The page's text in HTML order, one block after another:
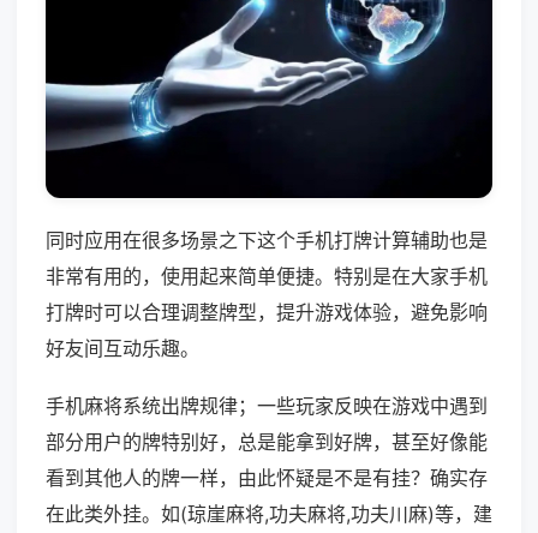
同时应用在很多场景之下这个手机打牌计算辅助也是
非常有用的，使用起来简单便捷。特别是在大家手机
打牌时可以合理调整牌型，提升游戏体验，避免影响
好友间互动乐趣。
手机麻将系统出牌规律；一些玩家反映在游戏中遇到
部分用户的牌特别好，总是能拿到好牌，甚至好像能
看到其他人的牌一样，由此怀疑是不是有挂？确实存
在此类外挂。如(琼崖麻将,功夫麻将,功夫川麻)等，建